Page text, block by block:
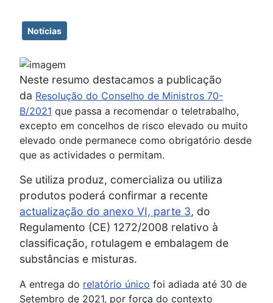
Notícias
Neste resumo destacamos a publicação
da Resolução do Conselho de Ministros 70-
B/2021 que passa a recomendar o teletrabalho,
excepto em concelhos de risco elevado ou muito
elevado onde permanece como obrigatório desde
que as actividades o permitam.
Se utiliza produz, comercializa ou utiliza
produtos poderá confirmar a recente
actualização do anexo VI, parte 3, do
Regulamento (CE) 1272/2008 relativo à
classificação, rotulagem e embalagem de
substâncias e misturas.
A entrega do relatório único foi adiada até 30 de
Setembro de 2021, por força do contexto